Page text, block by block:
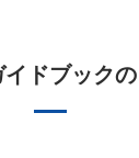
ドブック